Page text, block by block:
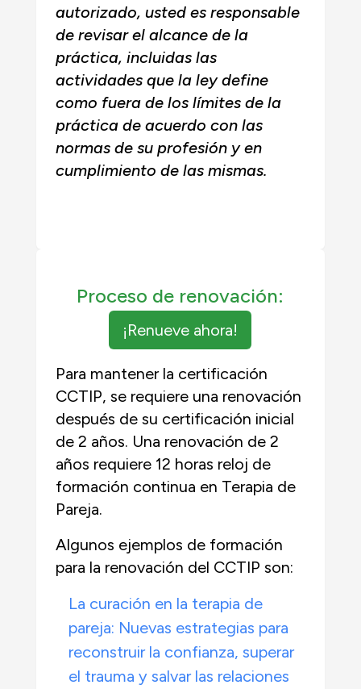
autorizado, usted es responsable
de revisar el alcance de la
práctica, incluidas las
actividades que la ley define
como fuera de los límites de la
práctica de acuerdo con las
normas de su profesión y en
cumplimiento de las mismas.
Proceso de renovación:
¡Renueve ahora!
Para mantener la certificación
CCTIP, se requiere una renovación
después de su certificación inicial
de 2 años. Una renovación de 2
años requiere 12 horas reloj de
formación continua en Terapia de
Pareja.
Algunos ejemplos de formación
para la renovación del CCTIP son:
La curación en la terapia de
pareja: Nuevas estrategias para
reconstruir la confianza, superar
el trauma y salvar las relaciones